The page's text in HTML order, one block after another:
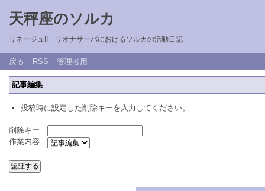
天秤座のソルカ
リネージュII リオナサーバにおけるソルカの活動日記
戻る RSS 管理者用
記事編集
投稿時に設定した削除キーを入力してください。
削除キー
作業内容